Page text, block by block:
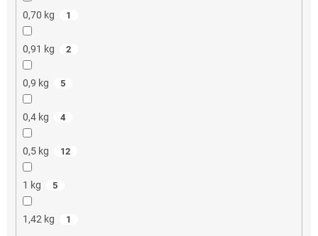
0,70 kg 1
0,91 kg 2
0,9 kg 5
0,4 kg 4
0,5 kg 12
1 kg 5
1,42 kg 1